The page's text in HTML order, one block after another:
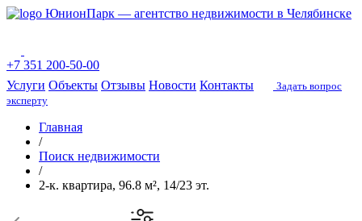
ЮнионПарк — агентство недвижимости в Челябинске
+7 351 200-50-00
Услуги Объекты Отзывы Новости Контакты
Задать вопрос
эксперту
Главная
/
Поиск недвижимости
/
2-к. квартира, 96.8 м², 14/23 эт.